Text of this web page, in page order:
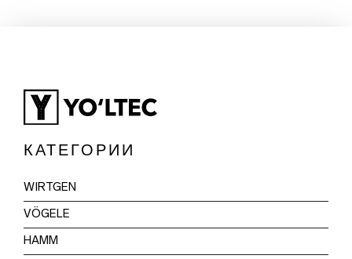
КАТЕГОРИИ
WIRTGEN
VÖGELE
HAMM